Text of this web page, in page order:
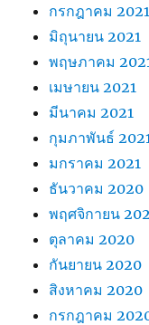
กรกฎาคม 2021
มิถุนายน 2021
พฤษภาคม
เมษายน 2021
มีนาคม 2021
กุมภาพันธ์ 2021
มกราคม 2021
ธันวาคม 2020
พฤศจิกายน
ตุลาคม 2020
กันยายน 2020
สิงหาคม 2020
กรกฎาคม